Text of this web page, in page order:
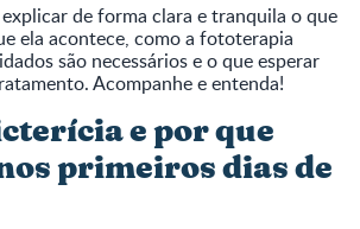
de forma clara e tranquila o que
ela acontece, como a fototerapia
são necessários e o que esperar
Acompanhe e entenda!
e por que
primeiros dias de